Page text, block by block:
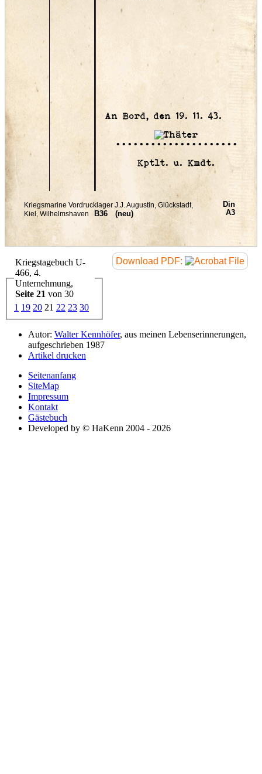
An Bord, den 19. 11. 43.
•••••••••••••••••••••
Kptlt. u. Kmdt.
Download PDF:
Kriegstagebuch U-
466, 4.
Unternehmung,
Seite 21 von 30
1 19 20 21 22 23 30
Autor: Walter Kennhöfer, aus meinen Lebenserinnerungen,
aufgeschrieben 1987
Artikel drucken
Seitenanfang
SiteMap
Impressum
Kontakt
Gästebuch
Developed by © HaKenn 2004 - 2026